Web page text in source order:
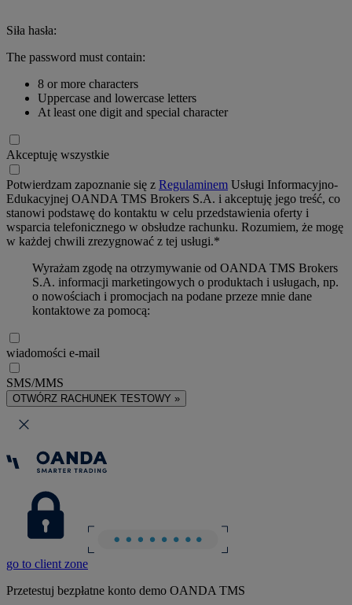
Siła hasła:
The password must contain:
8 or more characters
Uppercase and lowercase letters
At least one digit and special character
Akceptuję wszystkie
Potwierdzam zapoznanie się z Regulaminem Usługi Informacyjno-
Edukacyjnej OANDA TMS Brokers S.A. i akceptuję jego treść, co
stanowi podstawę do kontaktu w celu przedstawienia oferty i
wsparcia telefonicznego w obsłudze rachunku. Rozumiem, że mogę
w każdej chwili zrezygnować z tej usługi.*
Wyrażam zgodę na otrzymywanie od OANDA TMS Brokers
S.A. informacji marketingowych o produktach i usługach, np.
o nowościach i promocjach na podane przeze mnie dane
kontaktowe za pomocą:
wiadomości e-mail
SMS/MMS
OTWÓRZ RACHUNEK TESTOWY »
go to client zone
Przetestuj bezpłatne konto demo OANDA TMS